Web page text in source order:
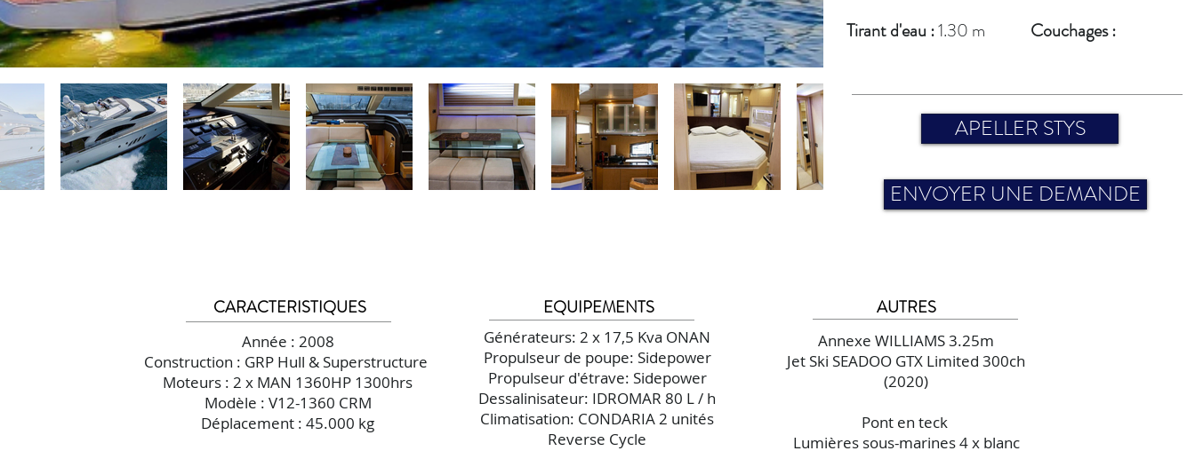
CARACTERISTIQUES EQUIPEMENTS
Tirant d'eau :1.30 m Couchages :
APELLER STYS
ENVOYER UNE DEMANDE
Année : 2008
Construction : GRP Hull & Superstructure
Moteurs : 2 x MAN 1360HP 1300hrs
Modèle : V12-1360 CRM
Déplacement : 45.000 kg
Générateurs: 2 x 17,5 Kva ONAN
Propulseur de poupe: Sidepower
Propulseur d'étrave: Sidepower
Dessalinisateur: IDROMAR 80 L / h
Climatisation: CONDARIA 2 unités
Reverse Cycle
AUTRES
Annexe WILLIAMS 3.25m
Jet Ski SEADOO GTX Limited 300ch
(2020)
Pont en teck
Lumières sous-marines 4 x blanc